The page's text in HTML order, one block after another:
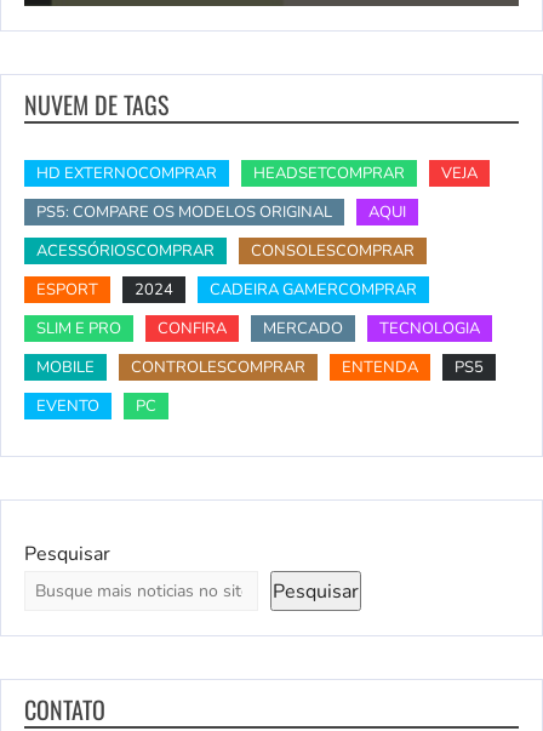
NUVEM DE TAGS
HD EXTERNOCOMPRAR HEADSETCOMPRAR
VEJA
PS5: COMPARE OS MODELOS ORIGINAL
AQUI
ACESSÓRIOSCOMPRAR
CONSOLESCOMPRAR
ESPORT
2024
CADEIRA GAMERCOMPRAR
SLIM E PRO
CONFIRA MERCADO
TECNOLOGIA
MOBILE
CONTROLESCOMPRAR ENTENDA
PS5
EVENTO
PC
Pesquisar
Pesquisar
CONTATO